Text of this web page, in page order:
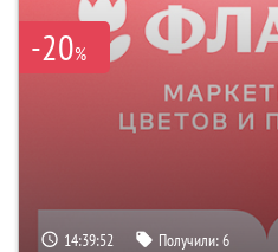
-20%
14:39:51 Получили:6